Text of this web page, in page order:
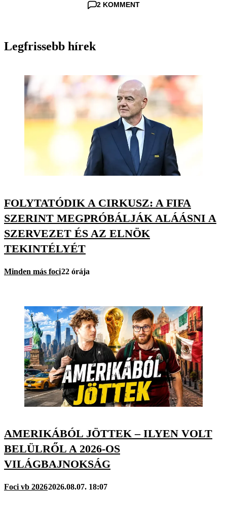
2 KOMMENT
Legfrissebb hírek
FOLYTATÓDIK A CIRKUSZ: A FIFA
SZERINT MEGPRÓBÁLJÁK ALÁÁSNI A
SZERVEZET ÉS AZ ELNÖK
TEKINTÉLYÉT
Minden más foci22 órája
AMERIKÁBÓL JÖTTEK – ILYEN VOLT
BELÜLRŐL A 2026-OS
VILÁGBAJNOKSÁG
Foci vb 20262026.08.07. 18:07